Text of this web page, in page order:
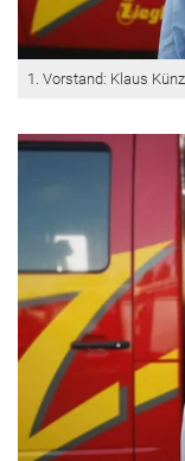
1. Vorstand: Klaus